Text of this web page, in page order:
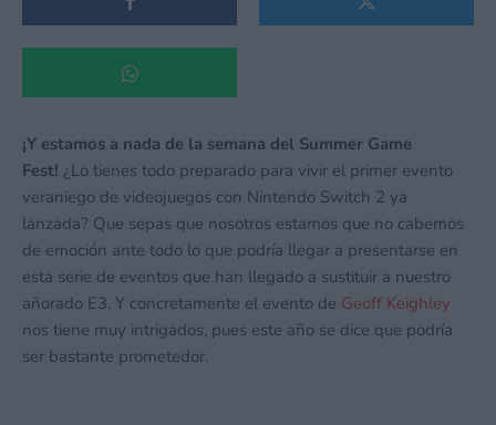
¡Y estamos a nada de la semana del Summer Game
Fest! ¿Lo tienes todo preparado para vivir el primer evento
veraniego de videojuegos con Nintendo Switch 2 ya
lanzada? Que sepas que nosotros estamos que no cabemos
de emoción ante todo lo que podría llegar a presentarse en
esta serie de eventos que han llegado a sustituir a nuestro
añorado E3. Y concretamente el evento de Geoff Keighley
nos tiene muy intrigados, pues este año se dice que podría
ser bastante prometedor.